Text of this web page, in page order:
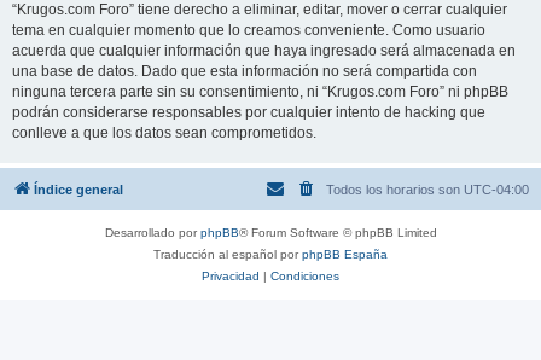
“Krugos.com Foro” tiene derecho a eliminar, editar, mover o cerrar cualquier
tema en cualquier momento que lo creamos conveniente. Como usuario
acuerda que cualquier información que haya ingresado será almacenada en
una base de datos. Dado que esta información no será compartida con
ninguna tercera parte sin su consentimiento, ni “Krugos.com Foro” ni phpBB
podrán considerarse responsables por cualquier intento de hacking que
conlleve a que los datos sean comprometidos.
Índice general Todos los horarios son UTC-04:00
Desarrollado porphpBB® Forum Software © phpBB Limited
Traducción al español porphpBB España
Privacidad | Condiciones